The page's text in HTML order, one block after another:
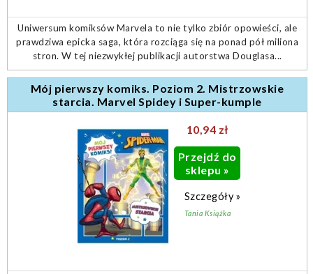
Uniwersum komiksów Marvela to nie tylko zbiór opowieści, ale
prawdziwa epicka saga, która rozciąga się na ponad pół miliona
stron. W tej niezwykłej publikacji autorstwa Douglasa...
Mój pierwszy komiks. Poziom 2. Mistrzowskie
starcia. Marvel Spidey i Super-kumple
10,94 zł
Przejdź do
sklepu »
Szczegóły »
Tania Książka